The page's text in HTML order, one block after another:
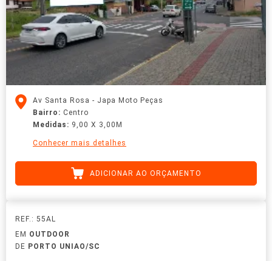
Av Santa Rosa - Japa Moto Peças
Bairro: Centro
Medidas: 9,00 X 3,00M
Conhecer mais detalhes
ADICIONAR AO ORÇAMENTO
REF.: 55AL
EM OUTDOOR
DE PORTO UNIAO/SC